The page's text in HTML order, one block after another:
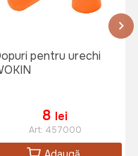
40 (Roz)
Wokin
pentru urechi
8 lei
Art: 457000